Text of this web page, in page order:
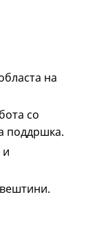
на
со
поддршка.
и